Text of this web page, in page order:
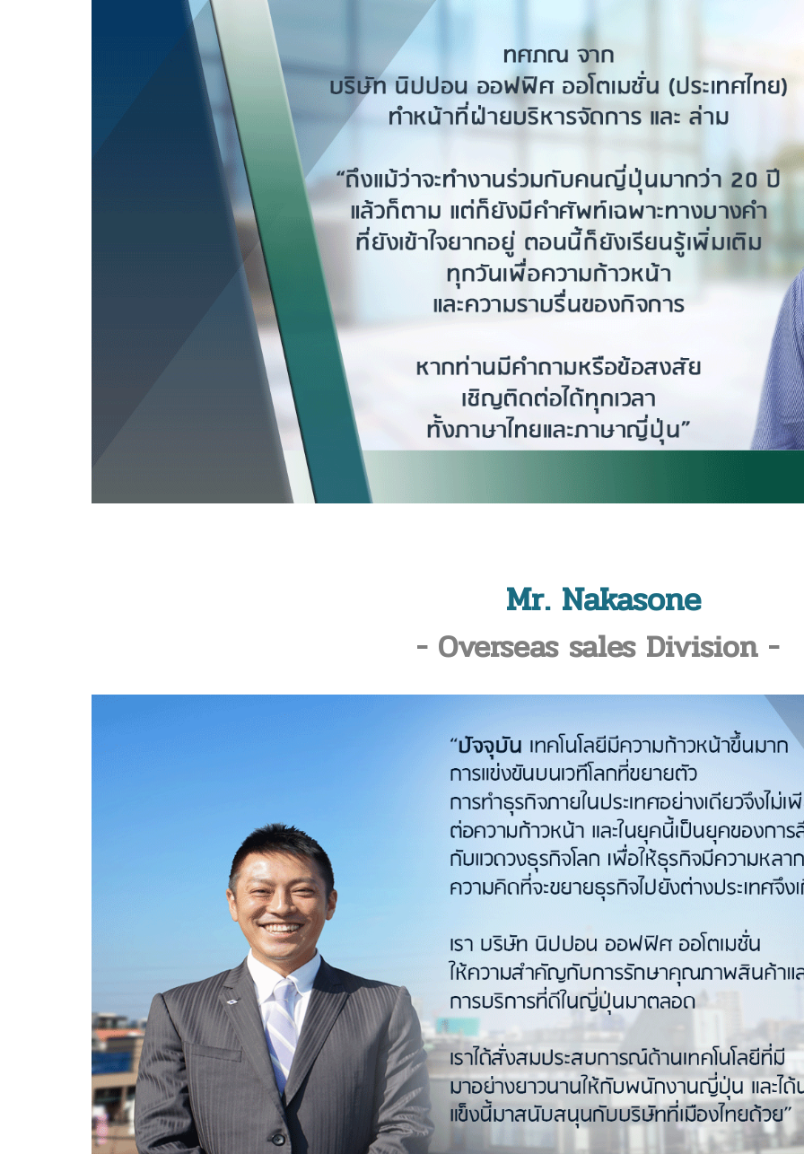
Mr. Nakasone
- Overseas sales Division -